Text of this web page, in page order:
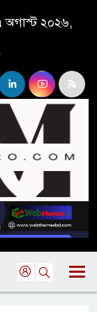
অগাস্ট ২০২৬,